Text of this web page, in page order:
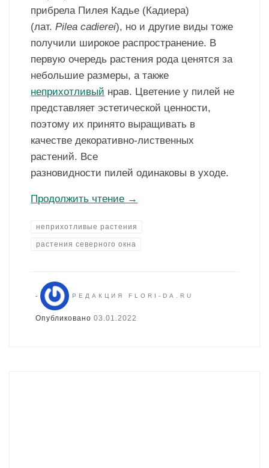
прибрела Пилея Кадье (Кадиера)
(лат.Pilea cadierei), но и другие виды тоже
получили широкое распространение. В
первую очередь растения рода ценятся за
небольшие размеры, а также
неприхотливый нрав. Цветение у пилей не
представляет эстетической ценности,
поэтому их принято выращивать в
качестве декоративно-лиственных
растений. Все
разновидности пилей одинаковы в уходе.
Продолжить чтение →
неприхотливые растения
растения северного окна
- РЕДАКЦИЯ FLORI-DA.RU
Опубликовано03.01.2022